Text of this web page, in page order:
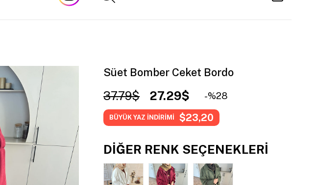
Süet Bomber Ceket Bordo
37.79$ 27.29$ 28
BÜYÜK YAZ İNDİRİMİ $23,20
DIĞER RENK SEÇENEKLERI